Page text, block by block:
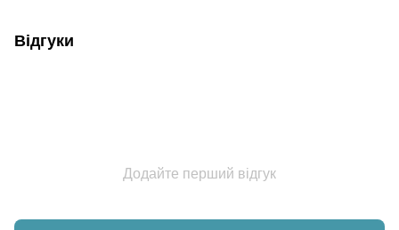
Відгуки
Додайте перший відгук